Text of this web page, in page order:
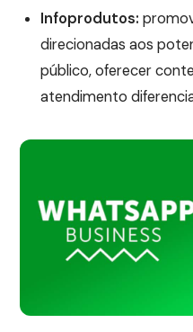
Infoprodutos:
direcionadas aos
público, oferecer
atendimento